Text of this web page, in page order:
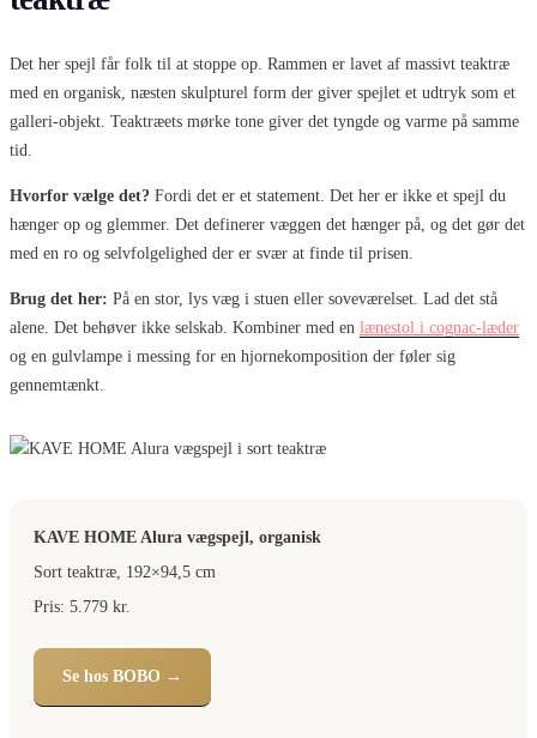
Det her spejl får folk til at stoppe op. Rammen er lavet af massivt teaktræ
med en organisk, næsten skulpturel form der giver spejlet et udtryk som et
galleri-objekt. Teaktræets mørke tone giver det tyngde og varme på samme
tid.
Hvorfor vælge det? Fordi det er et statement. Det her er ikke et spejl du
hænger op og glemmer. Det definerer væggen det hænger på, og det gør det
med en ro og selvfolgelighed der er svær at finde til prisen.
Brug det her: På en stor, lys væg i stuen eller soveværelset. Lad det stå
alene. Det behøver ikke selskab. Kombiner med en lænestol i cognac-læder
og en gulvlampe i messing for en hjornekomposition der føler sig
gennemtænkt.
KAVE HOME Alura vægspejl, organisk
Sort teaktræ, 192×94,5 cm
Pris: 5.779 kr.
Se hos BOBO →